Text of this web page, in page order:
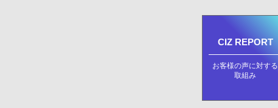
CIZ REPORT
お客様の声に対する
取組み